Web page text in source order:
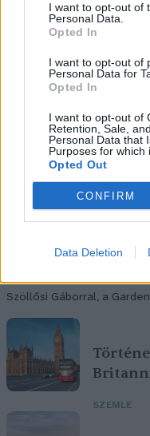
I want to opt-out of
Personal Data.
Opted In
I want to opt-out of
Personal Data for
Opted In
I want to opt-out of
Retention, Sale,
Personal Data that
Purposes for which
Opted Out
CONFIRM
Data Deletion
Szöllősi Gáborral, a
SZEMLE